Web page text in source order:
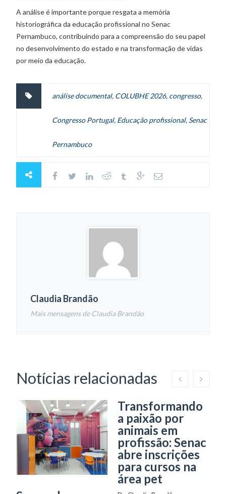
A análise é importante porque resgata a memória
historiográfica da educação profissional no Senac
Pernambuco, contribuindo para a compreensão do seu papel
no desenvolvimento do estado e na transformação de vidas
por meio da educação.
análise documental, COLUBHE 2026, congresso,
Congresso Portugal, Educação profissional, Senac
Pernambuco
Claudia Brandão
Mais mensagens de Claudia Brandão
Notícias relacionadas
Transformando
a paixão por
animais em
profissão: Senac
abre inscrições
para cursos na
área pet